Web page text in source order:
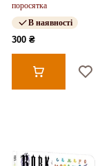
поросятка
В наявності
300 ₴